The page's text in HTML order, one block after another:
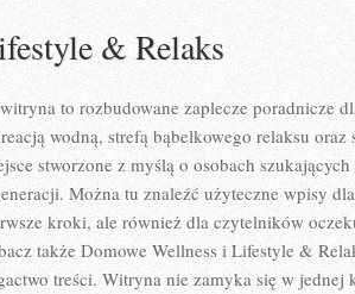
& Relaks
to rozbudowane zaplecze poradnicze
wodną, strefą bąbelkowego relaksu
stworzone z myślą o osobach
Można tu znaleźć użyteczne wpisy
kroki, ale również dla czytelników
także Domowe Wellness i Lifestyle &
treści. Witryna nie zamyka się w jednej